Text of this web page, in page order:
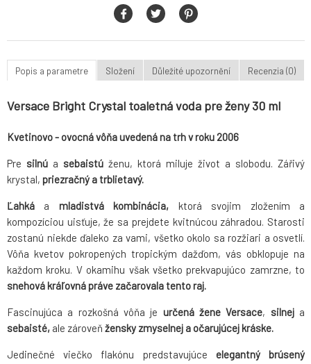
Popis a parametre Složení Důležité upozornění Recenzia (0)
Versace Bright Crystal toaletná voda pre ženy 30 ml
Kvetinovo - ovocná vôňa uvedená na trh v roku 2006
Pre silnú a sebaistú ženu, ktorá miluje život a slobodu. Zářivý
krystal, priezračný a trblietavý.
Ľahká a mladistvá kombinácia, ktorá svojim zložením a
kompozíciou uisťuje, že sa prejdete kvitnúcou záhradou. Starosti
zostanú niekde ďaleko za vami, všetko okolo sa rozžiari a osvetlí.
Vôňa kvetov pokropených tropickým dažďom, vás obklopuje na
každom kroku. V okamihu však všetko prekvapujúco zamrzne, to
snehová kráľovná práve začarovala tento raj.
Fascinujúca a rozkošná vôňa je určená žene Versace, silneja
sebaisté, ale zároveň žensky zmyselnej a očarujúcej kráske.
Jedinečné viečko flakónu predstavujúce elegantný brúsený